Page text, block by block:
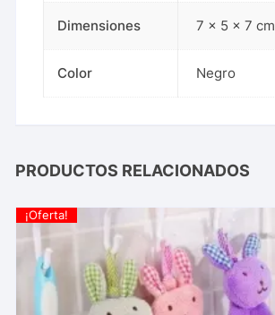
Dimensiones 7 × 5 × 7 cm
Color Negro
PRODUCTOS RELACIONADOS
¡Oferta!